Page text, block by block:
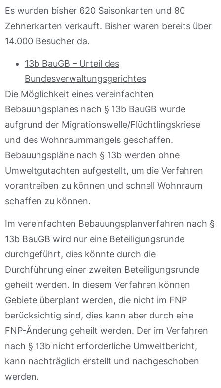
Es wurden bisher 620 Saisonkarten und 80
Zehnerkarten verkauft. Bisher waren bereits über
14.000 Besucher da.
13b BauGB – Urteil des
Bundesverwaltungsgerichtes
Die Möglichkeit eines vereinfachten
Bebauungsplanes nach § 13b BauGB wurde
aufgrund der Migrationswelle/Flüchtlingskriese
und des Wohnraummangels geschaffen.
Bebauungspläne nach § 13b werden ohne
Umweltgutachten aufgestellt, um die Verfahren
vorantreiben zu können und schnell Wohnraum
schaffen zu können.
Im vereinfachten Bebauungsplanverfahren nach §
13b BauGB wird nur eine Beteiligungsrunde
durchgeführt, dies könnte durch die
Durchführung einer zweiten Beteiligungsrunde
geheilt werden. In diesem Verfahren können
Gebiete überplant werden, die nicht im FNP
berücksichtig sind, dies kann aber durch eine
FNP-Änderung geheilt werden. Der im Verfahren
nach § 13b nicht erforderliche Umweltbericht,
kann nachträglich erstellt und nachgeschoben
werden.